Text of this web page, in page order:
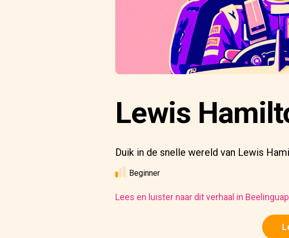
Lewis
Duik in de snelle wereld van Lewis
Beginner
Lees en luister naar dit verhaal in